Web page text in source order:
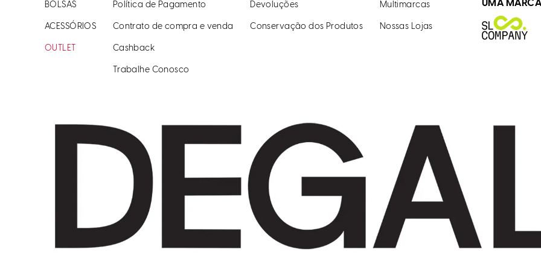
BOLSAS
ACESSÓRIOS
OUTLET
Política de Pagamento
Contrato de compra e venda
Cashback
Trabalhe Conosco
Devoluções
Conservação dos Produtos
Multimarcas
Nossas Lojas
UMA